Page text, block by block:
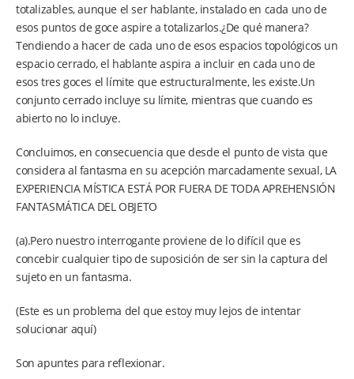
totalizables, aunque el ser hablante, instalado en cada uno de
esos puntos de goce aspire a totalizarlos.¿De qué manera?
Tendiendo a hacer de cada uno de esos espacios topológicos un
espacio cerrado, el hablante aspira a incluir en cada uno de
esos tres goces el límite que estructuralmente, les existe.Un
conjunto cerrado incluye su límite, mientras que cuando es
abierto no lo incluye.
Concluimos, en consecuencia que desde el punto de vista que
considera al fantasma en su acepción marcadamente sexual, LA
EXPERIENCIA MÍSTICA ESTÁ POR FUERA DE TODA APREHENSIÓN
FANTASMÁTICA DEL OBJETO
(a).Pero nuestro interrogante proviene de lo difícil que es
concebir cualquier tipo de suposición de ser sin la captura del
sujeto en un fantasma.
(Este es un problema del que estoy muy lejos de intentar
solucionar aquí)
Son apuntes para reflexionar.